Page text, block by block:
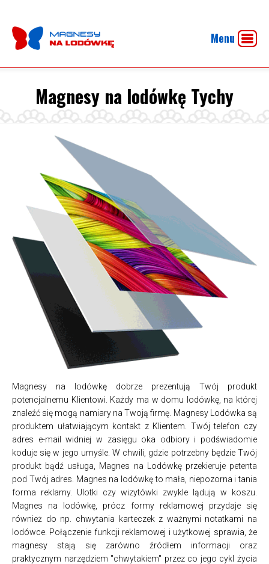
Menu
Magnesy na lodówkę Tychy
Magnesy na lodówkę dobrze prezentują Twój produkt
potencjalnemu Klientowi. Każdy ma w domu lodówkę, na której
znaleźć się mogą namiary na Twoją firmę. Magnesy Lodówka są
produktem ułatwiającym kontakt z Klientem. Twój telefon czy
adres e-mail widniej w zasięgu oka odbiory i podświadomie
koduje się w jego umyśle. W chwili, gdzie potrzebny będzie Twój
produkt bądź usługa, Magnes na Lodówkę przekieruje petenta
pod Twój adres. Magnes na lodówkę to mała, niepozorna i tania
forma reklamy. Ulotki czy wizytówki zwykle lądują w koszu.
Magnes na lodówkę, prócz formy reklamowej przydaje się
również do np. chwytania karteczek z ważnymi notatkami na
lodówce. Połączenie funkcji reklamowej i użytkowej sprawia, że
magnesy stają się zarówno źródłem informacji oraz
praktycznym narzędziem "chwytakiem" przez co jego cykl życia